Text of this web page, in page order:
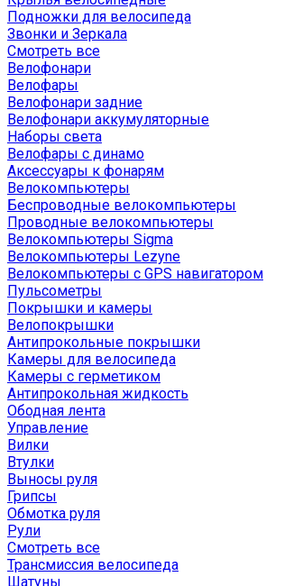
Подножки для велосипеда
Звонки и Зеркала
Смотреть все
Велофонари
Велофары
Велофонари задние
Велофонари аккумуляторные
Наборы света
Велофары с динамо
Аксессуары к фонарям
Велокомпьютеры
Беспроводные велокомпьютеры
Проводные велокомпьютеры
Велокомпьютеры Sigma
Велокомпьютеры Lezyne
Велокомпьютеры с GPS навигатором
Пульсометры
Покрышки и камеры
Велопокрышки
Антипрокольные покрышки
Камеры для велосипеда
Камеры с герметиком
Антипрокольная жидкость
Ободная лента
Управление
Вилки
Втулки
Выносы руля
Грипсы
Обмотка руля
Рули
Смотреть все
Трансмиссия велосипеда
Шатуны